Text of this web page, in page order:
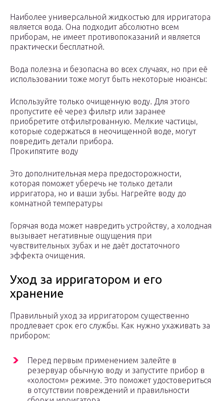
Наиболее универсальной жидкостью для ирригатора
является вода. Она подходит абсолютно всем
приборам, не имеет противопоказаний и является
практически бесплатной.
Вода полезна и безопасна во всех случаях, но при её
использовании тоже могут быть некоторые нюансы:
Используйте только очищенную воду. Для этого
пропустите её через фильтр или заранее
приобретите отфильтрованную. Мелкие частицы,
которые содержаться в неочищенной воде, могут
повредить детали прибора.
Прокипятите воду
Это дополнительная мера предосторожности,
которая поможет уберечь не только детали
ирригатора, но и ваши зубы. Нагрейте воду до
комнатной температуры
Горячая вода может навредить устройству, а холодная
вызывает негативные ощущения при
чувствительных зубах и не даёт достаточного
эффекта очищения.
Уход за ирригатором и его
хранение
Правильный уход за ирригатором существенно
продлевает срок его службы. Как нужно ухаживать за
прибором:
Перед первым применением залейте в
резервуар обычную воду и запустите прибор в
«холостом» режиме. Это поможет удостовериться
в отсутствии повреждений и правильности